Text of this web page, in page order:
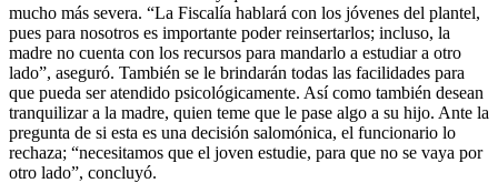
mucho más severa. “La Fiscalía hablará con los jóvenes del plantel,
pues para nosotros es importante poder reinsertarlos; incluso, la
madre no cuenta con los recursos para mandarlo a estudiar a otro
lado”, aseguró. También se le brindarán todas las facilidades para
que pueda ser atendido psicológicamente. Así como también desean
tranquilizar a la madre, quien teme que le pase algo a su hijo. Ante la
pregunta de si esta es una decisión salomónica, el funcionario lo
rechaza; “necesitamos que el joven estudie, para que no se vaya por
otro lado”, concluyó.